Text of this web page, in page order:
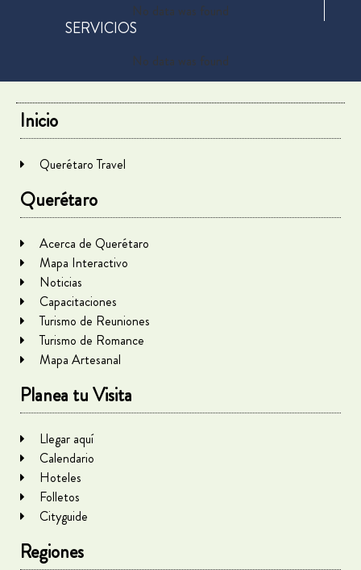
No data was found
SERVICIOS
No data was found
Inicio
Querétaro Travel
Querétaro
Acerca de Querétaro
Mapa Interactivo
Noticias
Capacitaciones
Turismo de Reuniones
Turismo de Romance
Mapa Artesanal
Planea tu Visita
Llegar aquí
Calendario
Hoteles
Folletos
Cityguide
Regiones